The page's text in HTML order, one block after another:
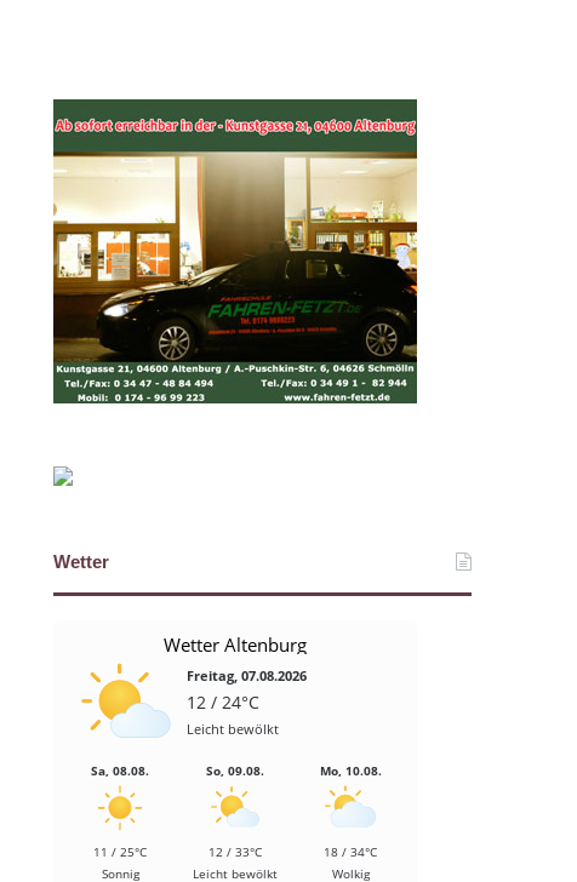
Wetter
Wetter Altenburg
Freitag, 07.08.2026
12 / 24°C
Leicht bewölkt
Sa, 08.08.
11 / 25°C
Sonnig
So, 09.08.
12 / 33°C
Leicht bewölkt
Mo, 10.08.
18 / 34°C
Wolkig